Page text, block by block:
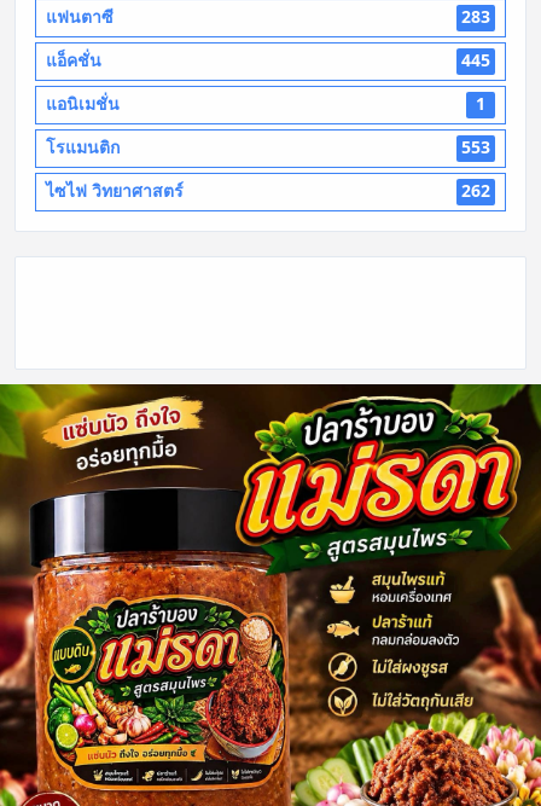
แฟนตาซี
283
แอ็คชั่น
445
แอนิเมชั่น
1
โรแมนติก
553
ไซไฟ วิทยาศาสตร์
262